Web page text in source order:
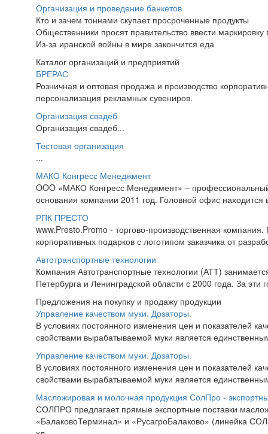
Организация и проведение банкетов
Кто и зачем тоннами скупает просроченные продукты
Общественники просят правительство ввести маркировку
Из-за иранской войны в мире закончится еда
Каталог организаций и предприятий
БРЕРАС
Розничная и оптовая продажа и производство
персонализация рекламных сувениров.
Организация свадеб
Организация свадеб...
Тестовая организация
...
МАКО Конгресс Менеджмент
OOO «МАКО Конгресс Менеджмент» –
основания компании 2011 год. Головной офис
РПК ПРЕСТО
www.Presto.Promo - торгово-производственная
корпоративных подарков с логотипом заказчика от
Автотранспортные технологии
Компания Автотранспортные технологии (АТТ)
Петербурга и Ленинградской области с 2000 года. За
Предложения на покупку и продажу продукции
Управление качеством муки. Дозаторы.
В условиях постоянного изменения цен и показателей
свойствами вырабатываемой муки является
Управление качеством муки. Дозаторы.
В условиях постоянного изменения цен и показателей
свойствами вырабатываемой муки является
Масложировая и молочная продукция СолПро -
СОЛПРО предлагает прямые экспортные поставки
«БалаковоТерминал» и «РусагроБалаково» (линейка